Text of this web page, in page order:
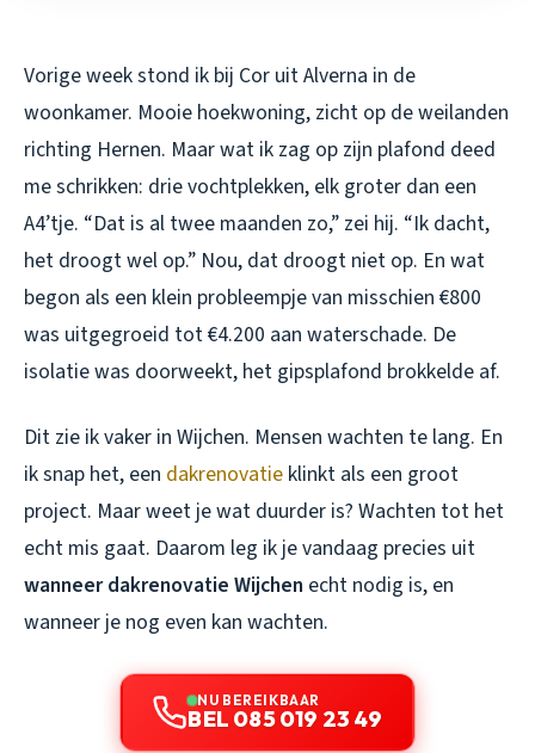
Vorige week stond ik bij Cor uit Alverna in de
woonkamer. Mooie hoekwoning, zicht op de weilanden
richting Hernen. Maar wat ik zag op zijn plafond deed
me schrikken: drie vochtplekken, elk groter dan een
A4’tje. “Dat is al twee maanden zo,” zei hij. “Ik dacht,
het droogt wel op.” Nou, dat droogt niet op. En wat
begon als een klein probleempje van misschien €800
was uitgegroeid tot €4.200 aan waterschade. De
isolatie was doorweekt, het gipsplafond brokkelde af.
Dit zie ik vaker in Wijchen. Mensen wachten te lang. En
ik snap het, een dakrenovatie klinkt als een groot
project. Maar weet je wat duurder is? Wachten tot het
echt mis gaat. Daarom leg ik je vandaag precies uit
wanneer dakrenovatie Wijchen echt nodig is, en
wanneer je nog even kan wachten.
NU BEREIKBAAR
BEL 085 019 23 49